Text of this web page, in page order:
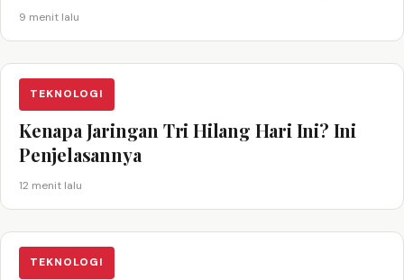
9 menit lalu
TEKNOLOGI
Kenapa Jaringan Tri Hilang Hari Ini? Ini
Penjelasannya
12 menit lalu
TEKNOLOGI